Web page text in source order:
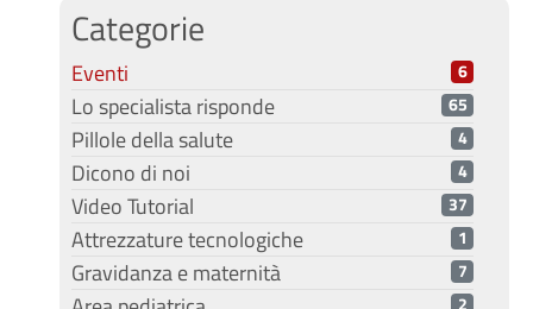
Categorie
Eventi 6
Lo specialista risponde 65
Pillole della salute 4
Dicono di noi 4
Video Tutorial 37
Attrezzature tecnologiche 1
Gravidanza e maternità 7
2